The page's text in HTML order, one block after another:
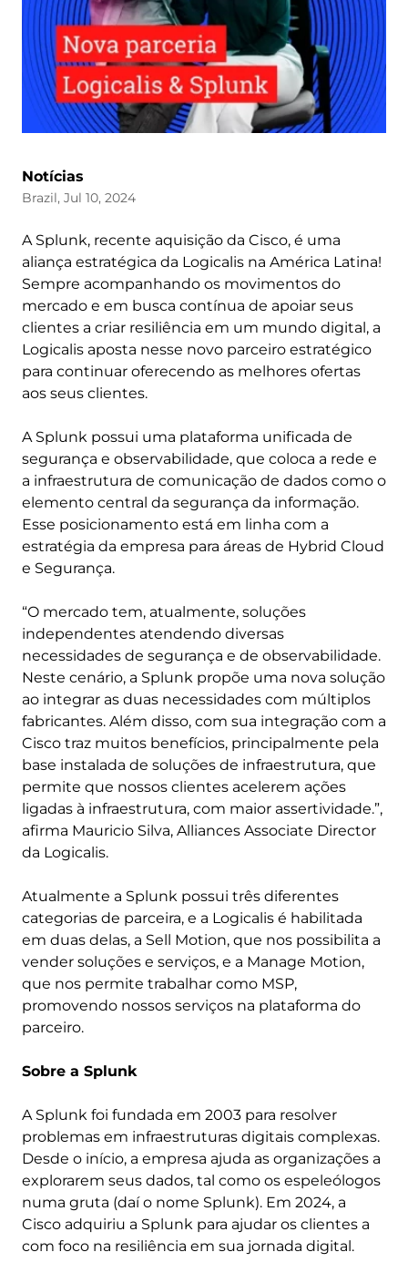
Notícias
Brazil, Jul 10, 2024
A Splunk, recente aquisição da Cisco, é uma
aliança estratégica da Logicalis na América Latina!
Sempre acompanhando os movimentos do
mercado e em busca contínua de apoiar seus
clientes a criar resiliência em um mundo digital, a
Logicalis aposta nesse novo parceiro estratégico
para continuar oferecendo as melhores ofertas
aos seus clientes.
A Splunk possui uma plataforma unificada de
segurança e observabilidade, que coloca a rede e
a infraestrutura de comunicação de dados como o
elemento central da segurança da informação.
Esse posicionamento está em linha com a
estratégia da empresa para áreas de Hybrid Cloud
e Segurança.
“O mercado tem, atualmente, soluções
independentes atendendo diversas
necessidades de segurança e de observabilidade.
Neste cenário, a Splunk propõe uma nova solução
ao integrar as duas necessidades com múltiplos
fabricantes. Além disso, com sua integração com a
Cisco traz muitos benefícios, principalmente pela
base instalada de soluções de infraestrutura, que
permite que nossos clientes acelerem ações
ligadas à infraestrutura, com maior assertividade.”,
afirma Mauricio Silva, Alliances Associate Director
da Logicalis.
Atualmente a Splunk possui três diferentes
categorias de parceira, e a Logicalis é habilitada
em duas delas, a Sell Motion, que nos possibilita a
vender soluções e serviços, e a Manage Motion,
que nos permite trabalhar como MSP,
promovendo nossos serviços na plataforma do
parceiro.
Sobre a Splunk
A Splunk foi fundada em 2003 para resolver
problemas em infraestruturas digitais complexas.
Desde o início, a empresa ajuda as organizações a
explorarem seus dados, tal como os espeleólogos
numa gruta (daí o nome Splunk). Em 2024, a
Cisco adquiriu a Splunk para ajudar os clientes a
com foco na resiliência em sua jornada digital.